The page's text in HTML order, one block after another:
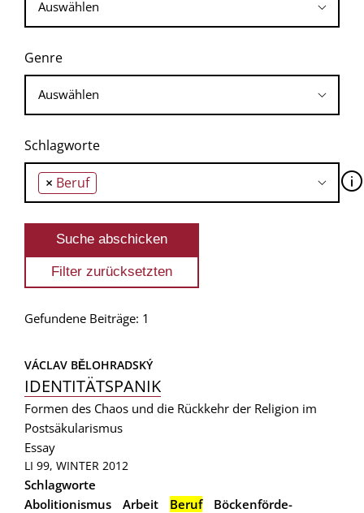
Genre
Schlagworte
× Beruf 🛈
Gefundene Beiträge: 1
VÁCLAV BĚLOHRADSKÝ
IDENTITÄTSPANIK
Formen des Chaos und die Rückkehr der Religion im
Postsäkularismus
Essay
LI 99, WINTER 2012
Schlagworte
Abolitionismus
Arbeit Beruf
Böckenförde-